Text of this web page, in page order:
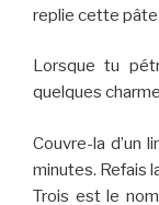
replie cette pâte.
Lorsque tu
quelques
Couvre-la d’un
minutes. Refais
Trois est le